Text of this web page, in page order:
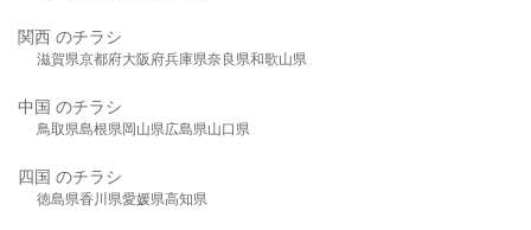
関西 のチラシ
滋賀県京都府大阪府兵庫県奈良県和歌山県
中国 のチラシ
鳥取県島根県岡山県広島県山口県
四国 のチラシ
徳島県香川県愛媛県高知県